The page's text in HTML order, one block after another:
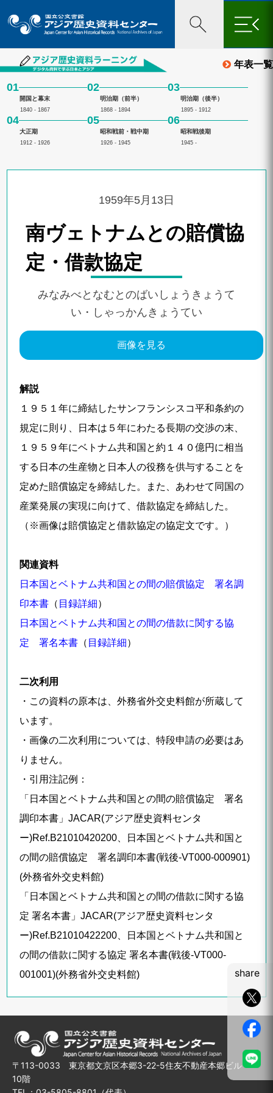
×
年表一覧
01
開国と幕末
1840 - 1867
02
明治期（前半）
1868 - 1894
03
明治期（後半）
1895 - 1912
04
大正期
1912 - 1926
05
昭和戦前・戦中期
1926 - 1945
06
昭和戦後期
1945 -
1959年5月13日
南ヴェトナムとの賠償協
定・借款協定
みなみべとなむとのばいしょうきょうて
い・しゃっかんきょうてい
画像を見る
解説
１９５１年に締結したサンフランシスコ平和条約の
規定に則り、日本は５年にわたる長期の交渉の末、
１９５９年にベトナム共和国と約１４０億円に相当
する日本の生産物と日本人の役務を供与することを
定めた賠償協定を締結した。また、あわせて同国の
産業発展の実現に向けて、借款協定を締結した。
（※画像は賠償協定と借款協定の協定文です。）
関連資料
日本国とベトナム共和国との間の賠償協定 署名調
印本書 （ 目録詳細）
日本国とベトナム共和国との間の借款に関する協
定 署名本書 （ 目録詳細）
二次利用
・この資料の原本は、外務省外交史料館が所蔵して
います。
・画像の二次利用については、特段申請の必要はあ
りません。
・引用注記例：
「日本国とベトナム共和国との間の賠償協定 署名
調印本書」JACAR(アジア歴史資料センタ
ー)Ref.B21010420200、日本国とベトナム共和国と
の間の賠償協定 署名調印本書(戦後-VT000-000901)
(外務省外交史料館)
「日本国とベトナム共和国との間の借款に関する協
定 署名本書」JACAR(アジア歴史資料センタ
ー)Ref.B21010422200、日本国とベトナム共和国と
の間の借款に関する協定 署名本書(戦後-VT000-
001001)(外務省外交史料館)
〒113-0033 東京都文京区本郷3-22-5住友不動産本郷ビル
10階
share